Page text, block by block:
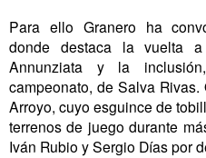
Para ello Granero ha
donde destaca la vuelta
Annunziata y la
campeonato, de Salva
Arroyo, cuyo esguince de
terrenos de juego durante
Iván Rubio y Sergio Días por